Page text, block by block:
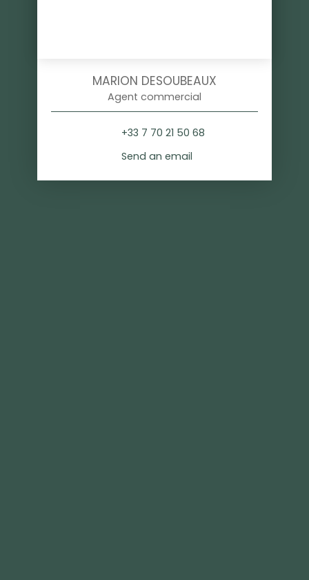
MARION DESOUBEAUX
Agent commercial
+33 7 70 21 50 68
Send an email